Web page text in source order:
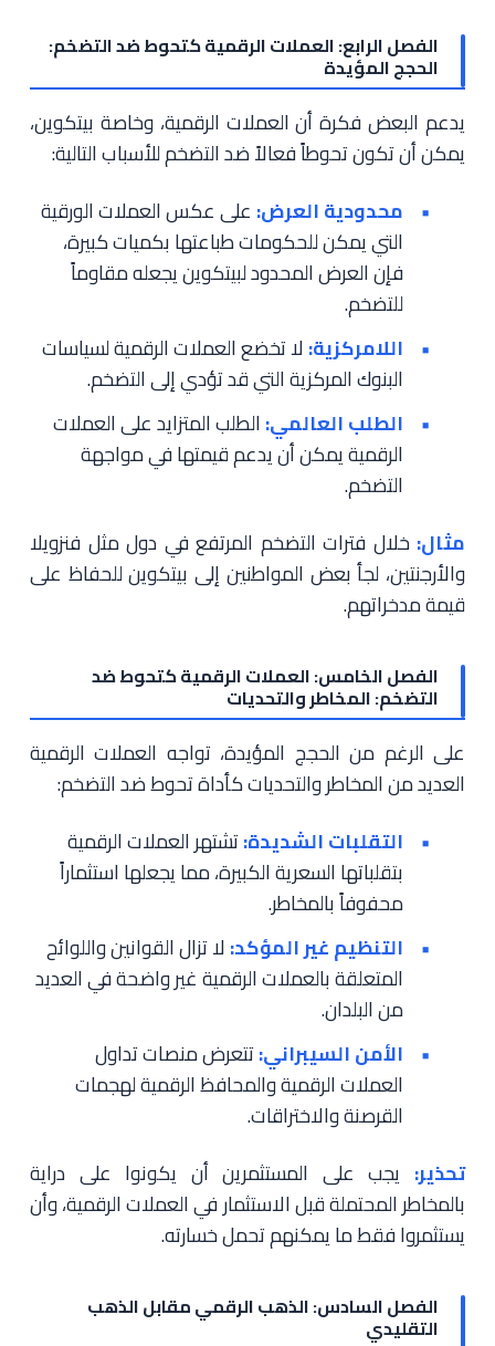
الفصل الرابع: العملات الرقمية كتحوط ضد التضخم:
الحجج المؤيدة
يدعم البعض فكرة أن العملات الرقمية، وخاصة بيتكوين،
يمكن أن تكون تحوطاً فعالاً ضد التضخم للأسباب التالية:
محدودية العرض: على عكس العملات الورقية
التي يمكن للحكومات طباعتها بكميات كبيرة،
فإن العرض المحدود لبيتكوين يجعله مقاوماً
للتضخم.
اللامركزية: لا تخضع العملات الرقمية لسياسات
البنوك المركزية التي قد تؤدي إلى التضخم.
الطلب العالمي: الطلب المتزايد على العملات
الرقمية يمكن أن يدعم قيمتها في مواجهة
التضخم.
مثال: خلال فترات التضخم المرتفع في دول مثل فنزويلا
والأرجنتين، لجأ بعض المواطنين إلى بيتكوين للحفاظ على
قيمة مدخراتهم.
الفصل الخامس: العملات الرقمية كتحوط ضد
التضخم: المخاطر والتحديات
على الرغم من الحجج المؤيدة، تواجه العملات الرقمية
العديد من المخاطر والتحديات كأداة تحوط ضد التضخم:
التقلبات الشديدة:تشتهر العملات الرقمية
بتقلباتها السعرية الكبيرة، مما يجعلها استثماراً
محفوفاً بالمخاطر.
التنظيم غير المؤكد: لا تزال القوانين واللوائح
المتعلقة بالعملات الرقمية غير واضحة في العديد
من البلدان.
الأمن السيبراني:تتعرض منصات تداول
العملات الرقمية والمحافظ الرقمية لهجمات
القرصنة والاختراقات.
تحذير: يجب على المستثمرين أن يكونوا على دراية
بالمخاطر المحتملة قبل الاستثمار في العملات الرقمية، وأن
يستثمروا فقط ما يمكنهم تحمل خسارته.
الفصل السادس: الذهب الرقمي مقابل الذهب
التقليدي